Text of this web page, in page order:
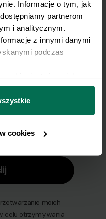
Informacje o tym, jak
partnerom
i analitycznym.
z innymi danymi
podczas
i w jaki sposób
ramach
cookies
na e-mail
prosto na Twoja
mail.
moich
celu otrzymywania